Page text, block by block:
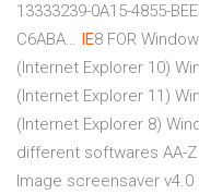
13333239-0A15-4855-
C6ABA…
IE8 FOR
(Internet Explorer 10)
(Internet Explorer 11)
(Internet Explorer 8)
different softwares AA-
Image screensaver v4.0